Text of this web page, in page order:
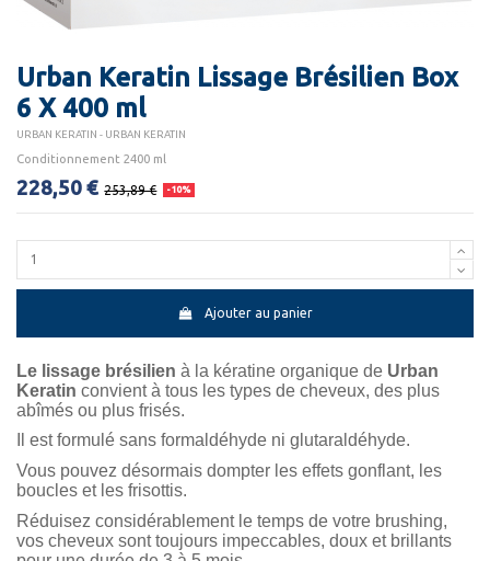
Urban Keratin Lissage Brésilien Box
6 X 400 ml
URBAN KERATIN - URBAN KERATIN
Conditionnement 2400 ml
228,50 € 253,89 € -10%
Ajouter au panier
Le lissage brésilien à la kératine organique de Urban
Keratin convient à tous les types de cheveux, des plus
abîmés ou plus frisés.
Il est formulé sans formaldéhyde ni glutaraldéhyde.
Vous pouvez désormais dompter les effets gonflant, les
boucles et les frisottis.
Réduisez considérablement le temps de votre brushing,
vos cheveux sont toujours impeccables, doux et brillants